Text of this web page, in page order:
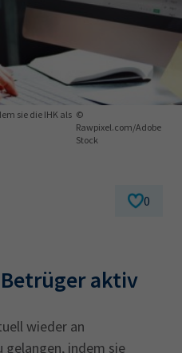
Log-in
AEVO
sie die IHK als ©
Rawpixel.com/Adobe
Stock
0
aktiv
wieder an
gelangen, indem sie